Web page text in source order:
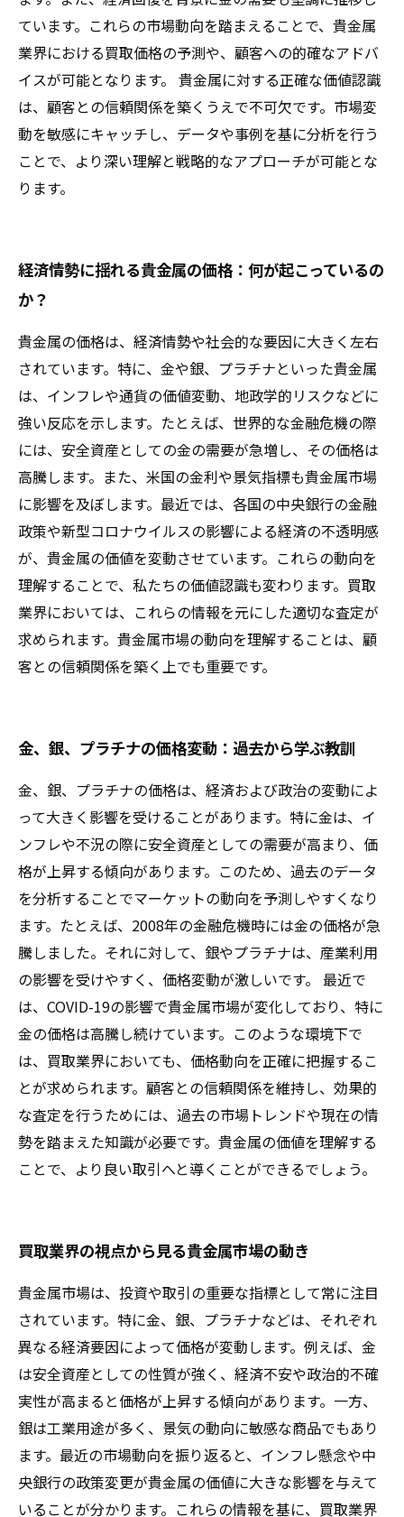
ています。これらの市場動向を踏まえることで、貴金属
業界における買取価格の予測や、顧客への的確なアドバ
イスが可能となります。 貴金属に対する正確な価値認識
は、顧客との信頼関係を築くうえで不可欠です。市場変
動を敏感にキャッチし、データや事例を基に分析を行う
ことで、より深い理解と戦略的なアプローチが可能とな
ります。
経済情勢に揺れる貴金属の価格：何が起こっているの
か？
貴金属の価格は、経済情勢や社会的な要因に大きく左右
されています。特に、金や銀、プラチナといった貴金属
は、インフレや通貨の価値変動、地政学的リスクなどに
強い反応を示します。たとえば、世界的な金融危機の際
には、安全資産としての金の需要が急増し、その価格は
高騰します。また、米国の金利や景気指標も貴金属市場
に影響を及ぼします。最近では、各国の中央銀行の金融
政策や新型コロナウイルスの影響による経済の不透明感
が、貴金属の価値を変動させています。これらの動向を
理解することで、私たちの価値認識も変わります。買取
業界においては、これらの情報を元にした適切な査定が
求められます。貴金属市場の動向を理解することは、顧
客との信頼関係を築く上でも重要です。
金、銀、プラチナの価格変動：過去から学ぶ教訓
金、銀、プラチナの価格は、経済および政治の変動によ
って大きく影響を受けることがあります。特に金は、イ
ンフレや不況の際に安全資産としての需要が高まり、価
格が上昇する傾向があります。このため、過去のデータ
を分析することでマーケットの動向を予測しやすくなり
ます。たとえば、2008年の金融危機時には金の価格が急
騰しました。それに対して、銀やプラチナは、産業利用
の影響を受けやすく、価格変動が激しいです。 最近で
は、COVID-19の影響で貴金属市場が変化しており、特に
金の価格は高騰し続けています。このような環境下で
は、買取業界においても、価格動向を正確に把握するこ
とが求められます。顧客との信頼関係を維持し、効果的
な査定を行うためには、過去の市場トレンドや現在の情
勢を踏まえた知識が必要です。貴金属の価値を理解する
ことで、より良い取引へと導くことができるでしょう。
買取業界の視点から見る貴金属市場の動き
貴金属市場は、投資や取引の重要な指標として常に注目
されています。特に金、銀、プラチナなどは、それぞれ
異なる経済要因によって価格が変動します。例えば、金
は安全資産としての性質が強く、経済不安や政治的不確
実性が高まると価格が上昇する傾向があります。一方、
銀は工業用途が多く、景気の動向に敏感な商品でもあり
ます。最近の市場動向を振り返ると、インフレ懸念や中
央銀行の政策変更が貴金属の価値に大きな影響を与えて
いることが分かります。これらの情報を基に、買取業界